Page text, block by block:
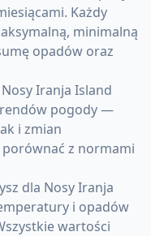
Każdy
minimalną
opadów oraz
Iranja Island
pogody —
i zmian
z normami
dla Nosy Iranja
i opadów
wartości